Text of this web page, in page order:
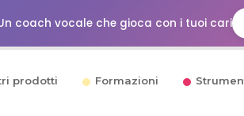
coach vocale che gioca con i tuoi cari
prodotti Formazioni